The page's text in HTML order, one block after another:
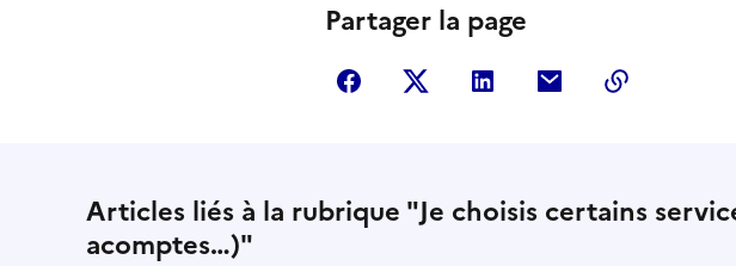
Partager la page
Partager sur Facebook
Partager sur Twitter
Partager sur LinkedIn
Partager par
Articles liés à la rubrique "Je choisis certains
acomptes…)"